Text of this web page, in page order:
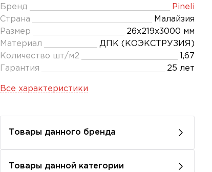
Бренд
Pineli
Страна
Малайзия
Размер
26x219x3000 мм
Материал
ДПК (КОЭКСТРУЗИЯ)
Количество шт/м2
1,67
Гарантия
25 лет
Все характеристики
Товары данного бренда
Товары данной категории